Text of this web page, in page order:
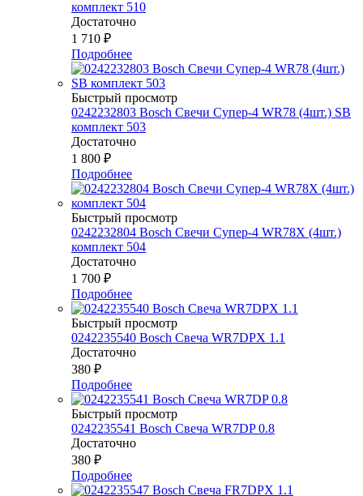
комплект 510
Достаточно
1 710 ₽
Подробнее
Быстрый просмотр
0242232803 Bosch Свечи Супер-4 WR78 (4шт.) SB
комплект 503
Достаточно
1 800 ₽
Подробнее
Быстрый просмотр
0242232804 Bosch Свечи Супер-4 WR78Х (4шт.)
комплект 504
Достаточно
1 700 ₽
Подробнее
Быстрый просмотр
0242235540 Bosch Свеча WR7DPX 1.1
Достаточно
380 ₽
Подробнее
Быстрый просмотр
0242235541 Bosch Свеча WR7DP 0.8
Достаточно
380 ₽
Подробнее